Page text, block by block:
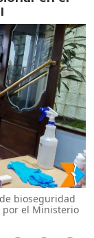
bioseguridad
por el Ministerio